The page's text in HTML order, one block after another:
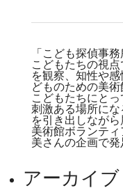
「こども探偵事
こどもたちの視
を観察、知性や
どものための美
こどもたちにと
刺激ある場所に
を引き出しなが
美術館ボランテ
美さんの企画で発
アーカイブ